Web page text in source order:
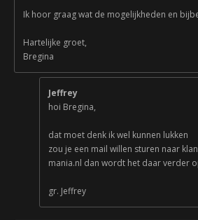
Ik hoor graag wat de mogelijkheden en
Hartelijke groet,
Bregina
Jeffrey
hoi Bregina,
dat moet denk ik wel kunnen lukken
zou je een mail willen sturen naar
mania.nl dan wordt het daar verder
gr. Jeffrey